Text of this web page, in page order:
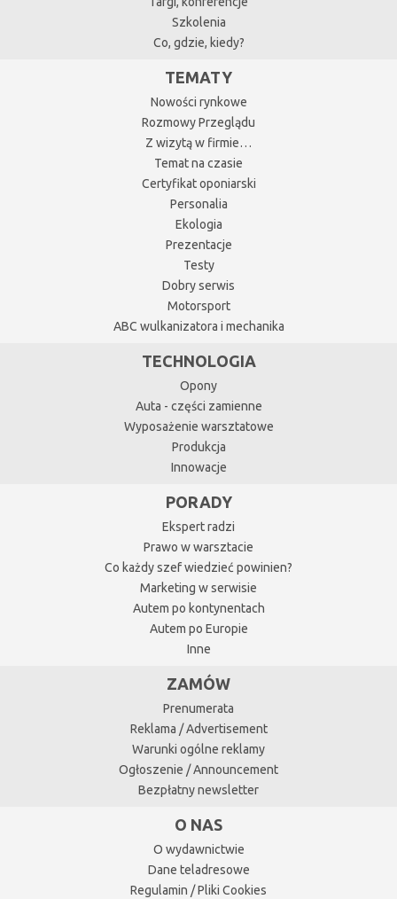
Szkolenia
Co, gdzie, kiedy?
TEMATY
Nowości rynkowe
Rozmowy Przeglądu
Z wizytą w firmie…
Temat na czasie
Certyfikat oponiarski
Personalia
Ekologia
Prezentacje
Testy
Dobry serwis
Motorsport
ABC wulkanizatora i mechanika
TECHNOLOGIA
Opony
Auta - części zamienne
Wyposażenie warsztatowe
Produkcja
Innowacje
PORADY
Ekspert radzi
Prawo w warsztacie
Co każdy szef wiedzieć powinien?
Marketing w serwisie
Autem po kontynentach
Autem po Europie
Inne
ZAMÓW
Prenumerata
Reklama / Advertisement
Warunki ogólne reklamy
Ogłoszenie / Announcement
Bezpłatny newsletter
O NAS
O wydawnictwie
Dane teladresowe
Regulamin / Pliki Cookies